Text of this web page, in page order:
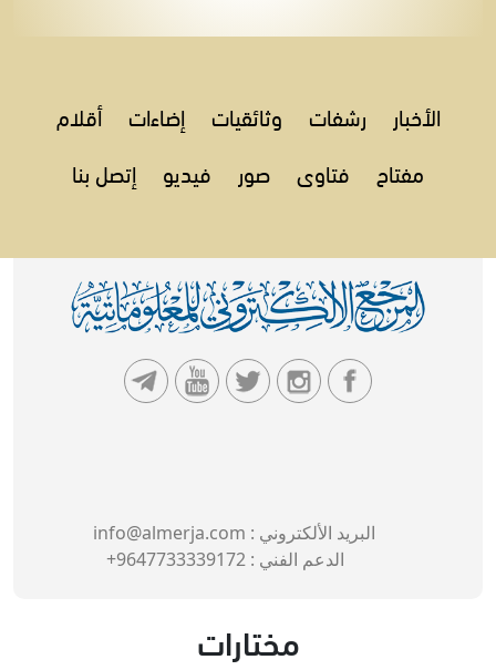
الأخبار رشفات وثائقيات إضاءات
أقلام
مفتاح
فتاوى صور فيديو إتصل بنا
البريد الألكتروني : info@almerja.com
الدعم الفني : 9647733339172+
مختارات